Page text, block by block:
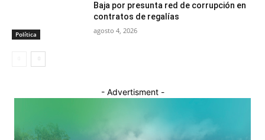
Política
Baja por presunta red de corrupción en
contratos de regalías
agosto 4, 2026
- Advertisment -